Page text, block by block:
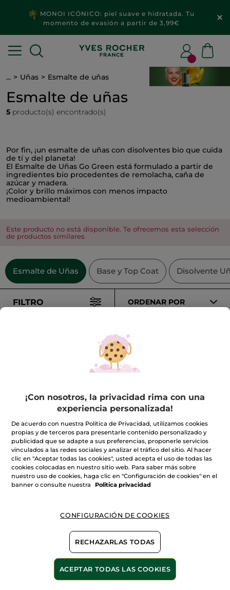
MONOI ICÓNICO: piel suave e hidratada. Tu
momento de evasión a partir de 3,99€
... Uñas Esmalte de uñas
Esmalte de uñas
5 producto(s) encontrado(s)
Por fin, ¡un esmalte de uñas con disolventes bio que cuida
de tí y del planeta!
El Esmalte de Uñas Go Green está formulado a partir de
ingredientes bio procedentes de remolacha, caña de
azúcar y madera.
¡Color y brillo máximos con menos impacto
medioambiental!
Este producto no está disponible. Te ofrecemos esta selección
de productos similares
Esmalte de Uñas Base y Top Coat Disolvente
FILTRO ORDENAR POR
Esmalte de Uñas
Mini frasco 5 ml
- 28 colores
(986)
9,90€
2 X 1: Maquillaje
Top coat efecto gel
Mini frasco 5 ml
(510)
12,90€
2 X 1: Maquillaje
¡Con nosotros, la privacidad rima con una
experiencia personalizada!
De acuerdo con nuestra Política de Privacidad, utilizamos cookies
propias y de terceros para presentarle contenido personalizado y
publicidad que se adapte a sus preferencias, proponerle servicios
vinculados a las redes sociales y analizar el tráfico del sitio. Al hacer
clic en "Aceptar todas las cookies", usted acepta el uso de todas las
cookies colocadas en nuestro sitio web. Para saber más sobre
nuestro uso de cookies, haga clic en "Configuración de cookies" en el
banner o consulte nuestra
Politica privacidad
CONFIGURACIÓN DE COOKIES
RECHAZARLAS TODAS
ACEPTAR TODAS LAS COOKIES